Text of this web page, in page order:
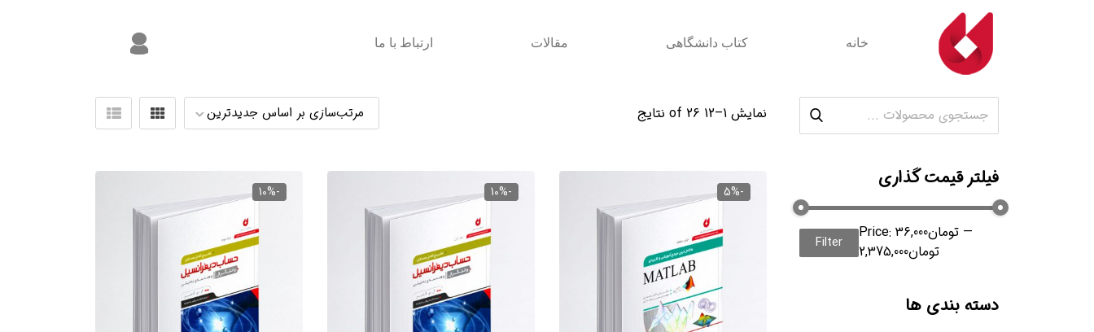
خانه کتاب دانشگاهی مقالات ارتباط با ما
فیلتر قیمت گذاری
Filter Price: 36,000تومان —
2,375,000تومان
دسته بندی ها
نمایش 1– 12
order
-5%
-10%
-10%